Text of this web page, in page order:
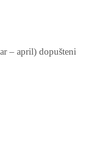
– april) dopušteni